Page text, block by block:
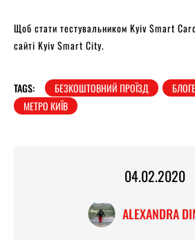
Щоб стати тестувальником Kyiv Smart
сайті Kyiv Smart City.
TAGS: БЕЗКОШТОВНИЙ ПРОЇЗД
МЕТРО КИЇВ
04.02.2020
ALEXANDRA